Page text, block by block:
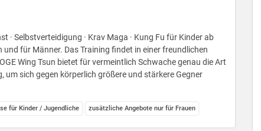
· Selbstverteidigung · Krav Maga · Kung Fu für Kinder ab
und für Männer. Das Training findet in einer freundlichen
Wing Tsun bietet für vermeintlich Schwache genau die Art
um sich gegen körperlich größere und stärkere Gegner
für Kinder / Jugendliche zusätzliche Angebote nur für Frauen